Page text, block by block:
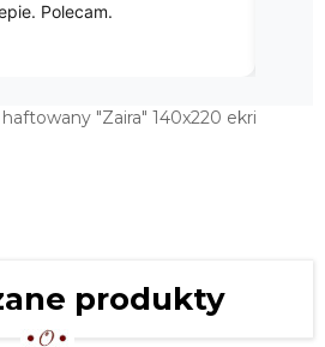
Polecam.
"Zaira" 140x220 ekri
produkty